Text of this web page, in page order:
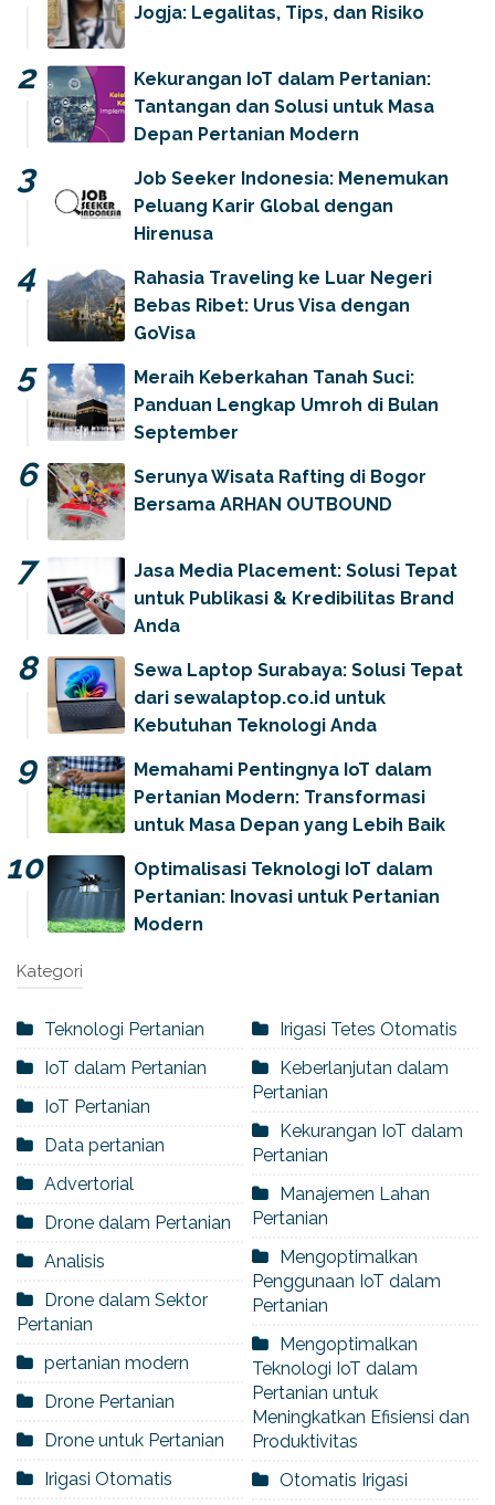
Jogja: Legalitas, Tips, dan Risiko
Kekurangan IoT dalam Pertanian:
Tantangan dan Solusi untuk Masa
Depan Pertanian Modern
Job Seeker Indonesia: Menemukan
Peluang Karir Global dengan
Hirenusa
Rahasia Traveling ke Luar Negeri
Bebas Ribet: Urus Visa dengan
GoVisa
Meraih Keberkahan Tanah Suci:
Panduan Lengkap Umroh di Bulan
September
Serunya Wisata Rafting di Bogor
Bersama ARHAN OUTBOUND
Jasa Media Placement: Solusi Tepat
untuk Publikasi & Kredibilitas Brand
Anda
Sewa Laptop Surabaya: Solusi Tepat
dari sewalaptop.co.id untuk
Kebutuhan Teknologi Anda
Memahami Pentingnya IoT dalam
Pertanian Modern: Transformasi
untuk Masa Depan yang Lebih Baik
Optimalisasi Teknologi IoT dalam
Pertanian: Inovasi untuk Pertanian
Modern
Kategori
Teknologi Pertanian
IoT dalam Pertanian
IoT Pertanian
Data pertanian
Advertorial
Drone dalam Pertanian
Analisis
Drone dalam Sektor
Pertanian
pertanian modern
Drone Pertanian
Drone untuk Pertanian
Irigasi Otomatis
Irigasi Tetes Otomatis
Keberlanjutan dalam
Pertanian
Kekurangan IoT dalam
Pertanian
Manajemen Lahan
Pertanian
Mengoptimalkan
Penggunaan IoT dalam
Pertanian
Mengoptimalkan
Teknologi IoT dalam
Pertanian untuk
Meningkatkan Efisiensi dan
Produktivitas
Otomatis Irigasi